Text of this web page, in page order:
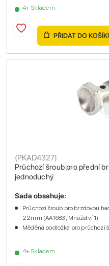
4+ Skladem
PŘIDAT DO
Průchozí šroub pro přední
jednoduchý
(PKAD4327)
4+ Skladem
Sada obsahuje:
Průchozí šroub pro brzdovou
22mm (AA1683 , Množství 1)
Měděná podložka pro průchozí